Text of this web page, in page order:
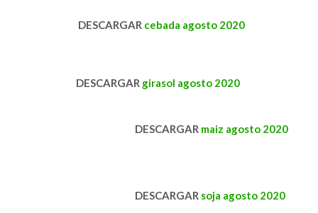
DESCARGAR cebada agosto 2020
DESCARGAR girasol agosto 2020
DESCARGAR maiz agosto 2020
DESCARGAR soja agosto 2020